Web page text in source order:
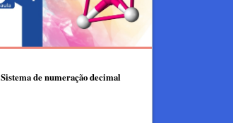
Sistema de numeração decimal